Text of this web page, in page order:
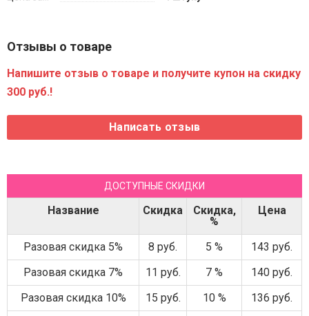
Отзывы о товаре
Напишите отзыв о товаре и получите купон на скидку
300 руб.!
ДОСТУПНЫЕ СКИДКИ
Название Скидка
Скидка,
%
Цена
Разовая скидка 5% 8 руб. 5 %
143 руб.
Разовая скидка 7%
11 руб. 7 %
140 руб.
Разовая скидка 10%
15 руб. 10 %
136 руб.